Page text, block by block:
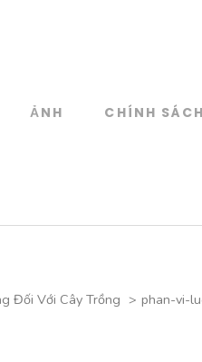
ẢNH CHÍNH
Đối Với Cây Trồng > phan-vi-